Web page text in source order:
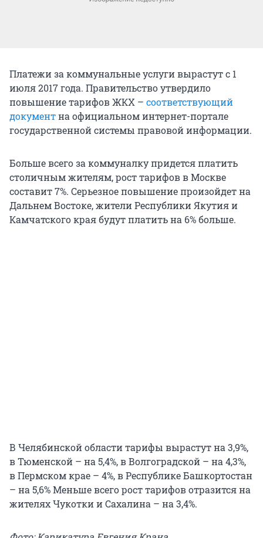
Платежи за коммунальные услуги вырастут с 1
июля 2017 года. Правительство утвердило
повышение тарифов ЖКХ – соответствующий
документна официальном интернет-портале
государственной системы правовой информации.
Больше всего за коммуналку придется платить
столичным жителям, рост тарифов в Москве
составит 7%. Серьезное повышение произойдет на
Дальнем Востоке, жители Республики Якутия и
Камчатского края будут платить на 6% больше.
В Челябинской области тарифы вырастут на 3,9%,
в Тюменской – на 5,4%, в Волгоградской – на 4,3%,
в Пермском крае – 4%, в Республике Башкортостан
– на 5,6% Меньше всего рост тарифов отразится на
жителях Чукотки и Сахалина – на 3,4%.